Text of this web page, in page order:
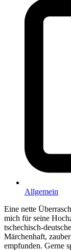
Allgemein
Eine nette
mich für seine
tschechisch-
Märchenhaft,
empfunden. Gerne